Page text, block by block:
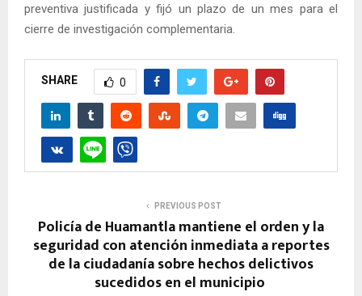
preventiva justificada y fijó un plazo de un mes para el
cierre de investigación complementaria.
SHARE 0
PREVIOUS POST
Policía de Huamantla mantiene el orden y la
seguridad con atención inmediata a reportes
de la ciudadanía sobre hechos delictivos
sucedidos en el municipio